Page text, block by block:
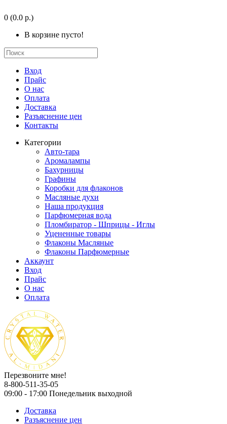
0 (0.0 р.)
В корзине пусто!
Вход
Прайс
О нас
Оплата
Доставка
Разъяснение цен
Контакты
Категории
Авто-тара
Аромалампы
Бахурницы
Графины
Коробки для флаконов
Масляные духи
Наша продукция
Парфюмерная вода
Пломбиратор - Шприцы - Иглы
Уцененные товары
Флаконы Масляные
Флаконы Парфюмерные
Аккаунт
Вход
Прайс
О нас
Оплата
Перезвоните мне!
8-800-511-35-05
09:00 - 17:00 Понедельник выходной
Доставка
Разъяснение цен